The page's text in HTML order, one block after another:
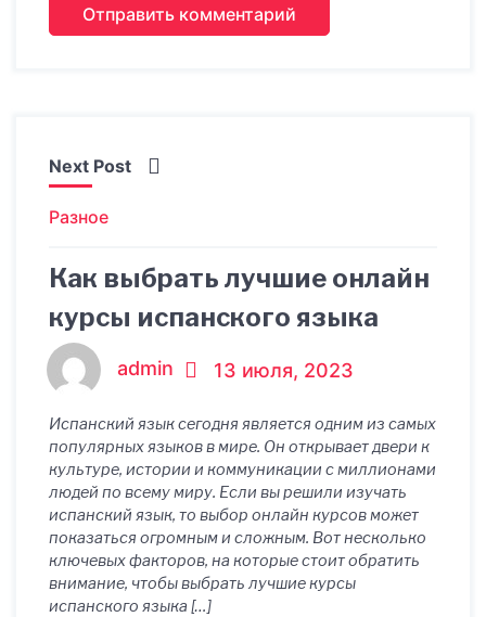
Next Post
Разное
Как выбрать лучшие онлайн
курсы испанского языка
admin 13 июля, 2023
Испанский язык сегодня является одним из самых
популярных языков в мире. Он открывает двери к
культуре, истории и коммуникации с миллионами
людей по всему миру. Если вы решили изучать
испанский язык, то выбор онлайн курсов может
показаться огромным и сложным. Вот несколько
ключевых факторов, на которые стоит обратить
внимание, чтобы выбрать лучшие курсы
испанского языка […]